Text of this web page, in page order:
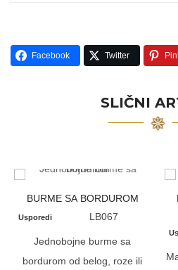
Facebook Twitter
SLIČNI
BURME SA BORDUROM
Usporedi LB067
Jednobojne burme sa
bordurom od belog, roze ili